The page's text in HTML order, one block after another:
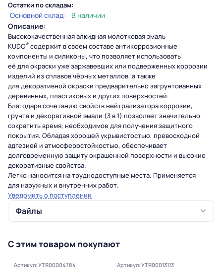
Остатки по складам:
Основной склад:
В наличии
Описание:
Высококачественная алкидная молотковаяэмаль
KUDO® содержит в своем составе антикоррозионные
компоненты и силиконы, что позволяет использовать
её для окраски уже заржавевших или подверженных коррозии
изделий из сплавов чёрных металлов, а также
для декоративной окраски предварительно загрунтованных
деревянных, пластиковых и других поверхностей.
Благодаря сочетанию свойств нейтрализатора коррозии,
грунта и декоративной эмали (3 в 1) позволяет значительно
сократить время, необходимое для получения защитного
покрытия. Обладая хорошей укрывистостью, превосходной
адгезией и атмосферостойкостью, обеспечивает
долговременную защиту окрашенной поверхности и высокие
декоративные свойства.
Легко наносится на труднодоступные места. Применяется
для наружных и внутренних работ.
Уведомить о поступлении
Файлы
С этим товаром покупают
Артикул: УТЯ00004784 Артикул: УТЯ00013113